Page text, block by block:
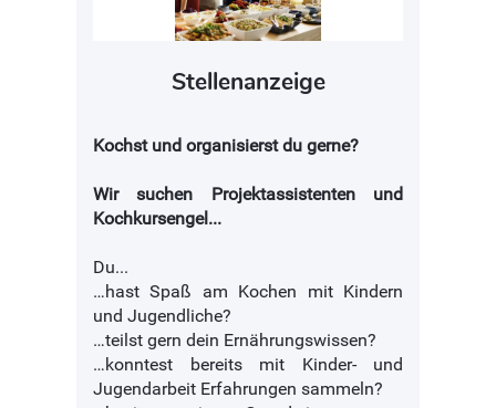
Stellenanzeige
Kochst und organisierst du gerne?
Wir suchen Projektassistenten und
Kochkursengel...
Du...
…hast Spaß am Kochen mit Kindern
und Jugendliche?
…teilst gern dein Ernährungswissen?
…konntest bereits mit Kinder- und
Jugendarbeit Erfahrungen sammeln?